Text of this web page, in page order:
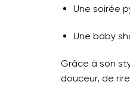
Une soirée
Une baby
Grâce à son
douceur, de